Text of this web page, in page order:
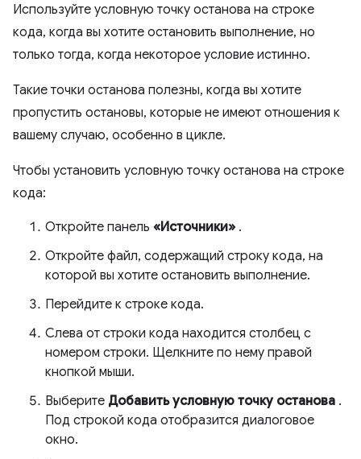
Используйте условную точку останова на строке
кода, когда вы хотите остановить выполнение, но
только тогда, когда некоторое условие истинно.
Такие точки останова полезны, когда вы хотите
пропустить остановы, которые не имеют отношения к
вашему случаю, особенно в цикле.
Чтобы установить условную точку останова на строке
кода:
Откройте панель «Источники» .
Откройте файл, содержащий строку кода, на
которой вы хотите остановить выполнение.
Перейдите к строке кода.
Слева от строки кода находится столбец с
номером строки. Щелкните по нему правой
кнопкой мыши.
Выберите Добавить условную точку останова .
Под строкой кода отобразится диалоговое
окно.